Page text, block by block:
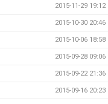
2015-11-29 19:12
2015-10-30 20:46
2015-10-06 18:58
2015-09-28 09:06
2015-09-22 21:36
2015-09-16 20:23